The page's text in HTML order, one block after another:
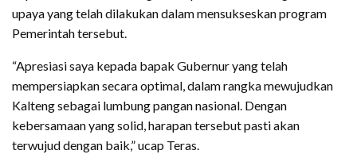
upaya yang telah dilakukan dalam mensukseskan program
Pemerintah tersebut.
“Apresiasi saya kepada bapak Gubernur yang telah
mempersiapkan secara optimal, dalam rangka mewujudkan
Kalteng sebagai lumbung pangan nasional. Dengan
kebersamaan yang solid, harapan tersebut pasti akan
terwujud dengan baik,” ucap Teras.